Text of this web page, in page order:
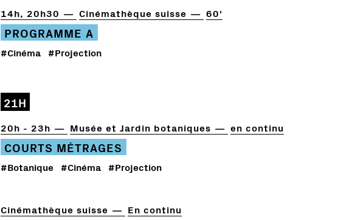
14h, 20h30 Cinémathèque suisse 60'
PROGRAMME A
#Cinéma #Projection
21H
20h - 23h Musée et Jardin botaniques en continu
COURTS MÉTRAGES
#Botanique #Cinéma #Projection
Cinémathèque suisse En continu